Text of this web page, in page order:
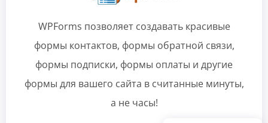
WPForms позволяет создавать красивые
формы контактов, формы обратной связи,
формы подписки, формы оплаты и другие
формы для вашего сайта в считанные минуты,
а не часы!